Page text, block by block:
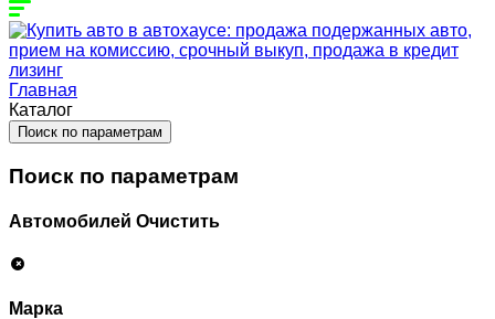
Главная
Каталог
Поиск по параметрам
Поиск по параметрам
Автомобилей Очистить
Марка